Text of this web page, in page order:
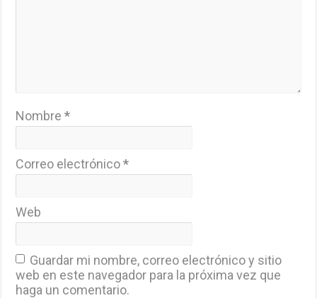
Nombre*
Correo electrónico*
Web
Guardar mi nombre, correo electrónico y sitio
web en este navegador para la próxima vez que
haga un comentario.